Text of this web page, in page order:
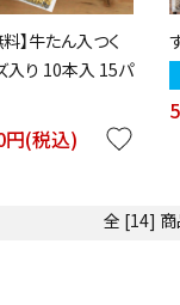
】牛たん入つく
入り 10本入 15パ
(税込) favorite
全 [14] 商